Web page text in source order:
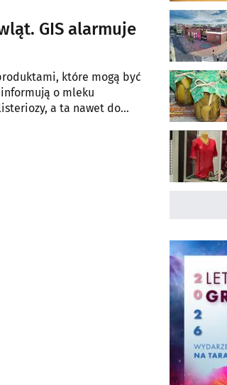
GIS alarmuje
które mogą być
informują o mleku
a ta nawet do